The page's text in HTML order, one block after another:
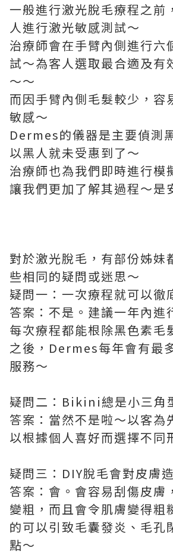
一般進行激光脫毛療程之前
人進行激光敏感測試～
治療師會在手臂內側進行六
試～為客人選取最合適及有
～～
而因手臂內側毛髮較少，容
敏感～
Dermes的儀器是主要偵測
以黑人就未受惠到了～
治療師也為我們即時進行模
讓我們更加了解其過程～是
對於激光脫毛，有部份姊妹
些相同的疑問或迷思～
疑問一：一次療程就可以徹
答案：不是。建議一年內進
每次療程都能根除黑色素毛
之後，Dermes每年會有最
服務～
疑問二：Bikini總是小三角
答案：當然不是啦～以客
以根據個人喜好而選擇不同
疑問三：DIY脫毛會對皮膚
答案：會。會容易刮傷皮膚
變粗，而且會令肌膚變得粗
的可以引致毛囊發炎、毛孔
點～